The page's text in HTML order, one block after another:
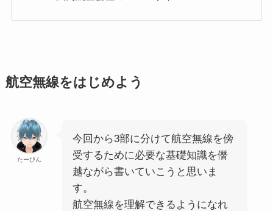
航空無線をはじめよう
たーびん
今回から3部に分けて航空無線を傍
受するために必要な基礎知識を僭
越ながら書いていこうと思いま
す。
航空無線を理解できるようになれ